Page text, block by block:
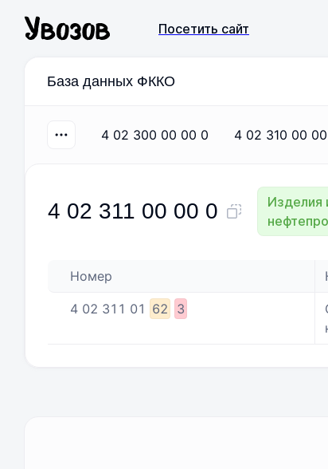
Посетить сайт
База данных ФККО
4 02 300 00 00 0 4 02 310 00
4 02 311 00 00 0
Изделия
Номер
4 02 311 01 62 3